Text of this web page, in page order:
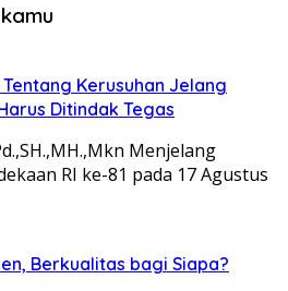
Kerusuhan Jelang
Ditindak Tegas
Menjelang
RI ke-81 pada 17 Agustus
Berkualitas bagi Siapa?